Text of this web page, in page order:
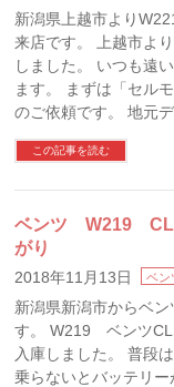
新潟県上越市より
来店です。 上越市よ
しました。 いつも遠
ます。 まずは「セル
のご依頼です。 地元
この記事を読む
ベンツ W219
がり
2018年11月13日 ベン
新潟県新潟市からベ
す。 W219 ベンツ
入庫しました。 普段
乗らないとバッテリー